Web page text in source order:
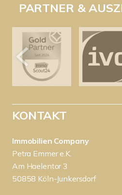
PARTNER &
KONTAKT
Immobilien Company
Petra Emmer e.K.
Am Haelentor 3
50858 Köln-Junkersdorf